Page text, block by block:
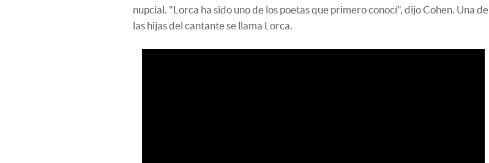
nupcial. "Lorca ha sido uno de los poetas que primero conocí", dijo Cohen. Una de
las hijas del cantante se llama Lorca.